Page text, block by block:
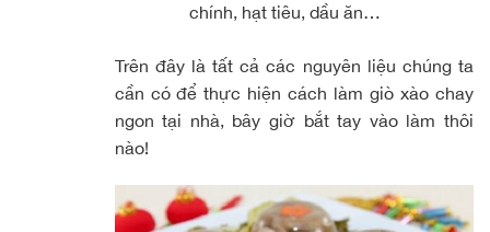
chính, hạt tiêu, dầu ăn…
Trên đây là tất cả các nguyên liệu chúng ta
cần có để thực hiện cách làm giò xào chay
ngon tại nhà, bây giờ bắt tay vào làm thôi
nào!